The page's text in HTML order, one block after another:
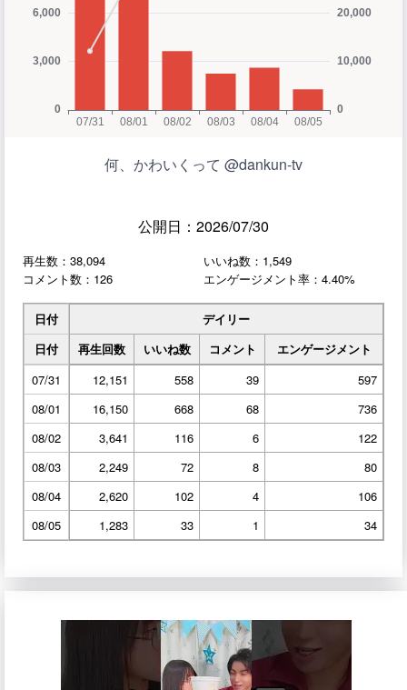
何、かわいくって @dankun-tv
公開日：2026/07/30
再生数：38,094
いいね数：1,549
コメント数：126
エンゲージメント率：4.40%
日付
デイリー
日付
再生回数 いいね数 コメント
エンゲージメント
07/31
12,151 558 39
597
08/01
16,150 668 68
736
08/02
3,641 116 6
122
08/03
2,249 72 8
80
08/04
2,620 102 4
106
08/05
1,283 33 1 34